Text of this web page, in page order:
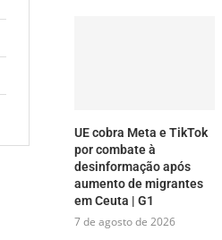
UE cobra Meta e TikTok
por combate à
desinformação após
aumento de migrantes
em Ceuta | G1
7 de agosto de 2026